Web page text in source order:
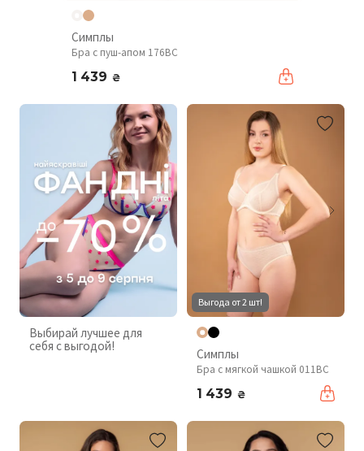
Симплы
Бра с пуш-апом 176BC
1 439 ₴
Выбирай лучшее для
себя с выгодой!
Выгода от 2 шт!
Симплы
Бра с мягкой чашкой 011BC
1 439 ₴